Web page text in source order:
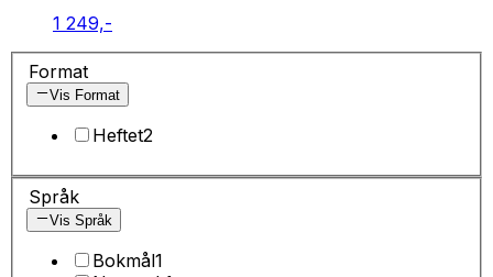
1 249,-
Format
Vis Format
Heftet2
Språk
Vis Språk
Bokmål1